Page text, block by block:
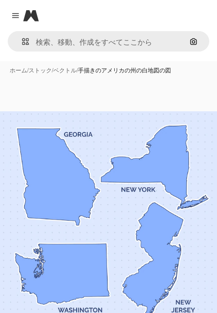
Close menu
Magnific
画像で
ホーム/ストック/ベクトル/手描きのアメリカの州の白地図の図